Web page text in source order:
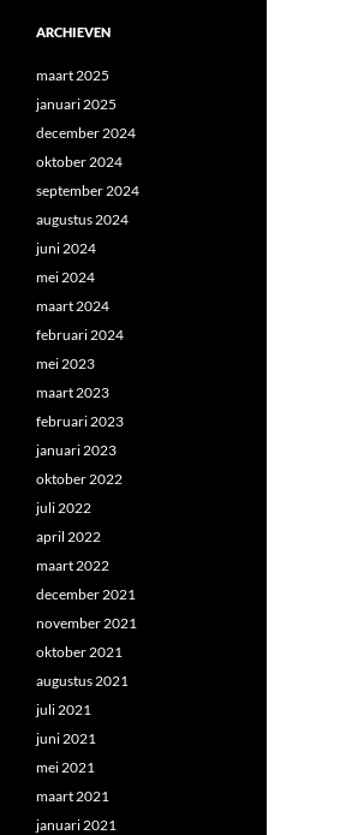
ARCHIEVEN
maart 2025
januari 2025
december 2024
oktober 2024
september 2024
augustus 2024
juni 2024
mei 2024
maart 2024
februari 2024
mei 2023
maart 2023
februari 2023
januari 2023
oktober 2022
juli 2022
april 2022
maart 2022
december 2021
november 2021
oktober 2021
augustus 2021
juli 2021
juni 2021
mei 2021
maart 2021
januari 2021